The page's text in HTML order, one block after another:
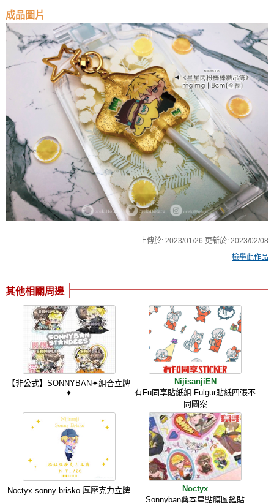
成品圖片
上傳於: 2023/01/26 更新於: 2023/02/08
檢舉此作品
其他相關周邊
【非公式】SONNYBAN✦組合立牌
✦
NijisanjiEN
有Fu同享貼紙組-Fulgur貼紙四張不
同圖案
Noctyx sonny brisko 厚壓克力立牌
Noctyx
Sonnyban桑本星點膜圖鑑貼